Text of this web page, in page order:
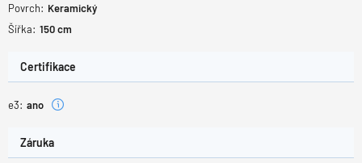
Povrch: Keramický
Šířka: 150cm
Certifikace
e3: ano
Záruka